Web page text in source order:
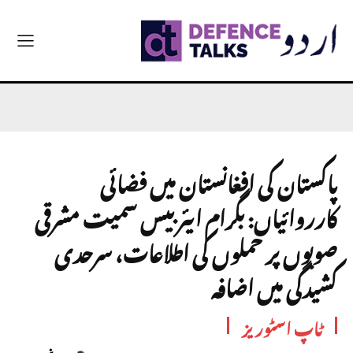
پاکستان کی افغانستان میں فضائی
کارروائیاں: بگرام ایئربیس سمیت مشرقی
صوبوں پر حملوں کی اطلاعات، سرحدی
کشیدگی میں اضافہ
ٹاپ اسٹوریز